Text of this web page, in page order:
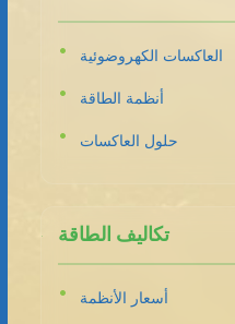
العاكسات الكهروضوئية
أنظمة الطاقة
حلول العاكسات
تكاليف الطاقة
أسعار الأنظمة